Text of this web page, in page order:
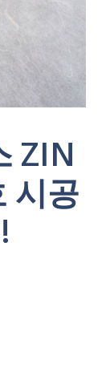
ZIN
시공